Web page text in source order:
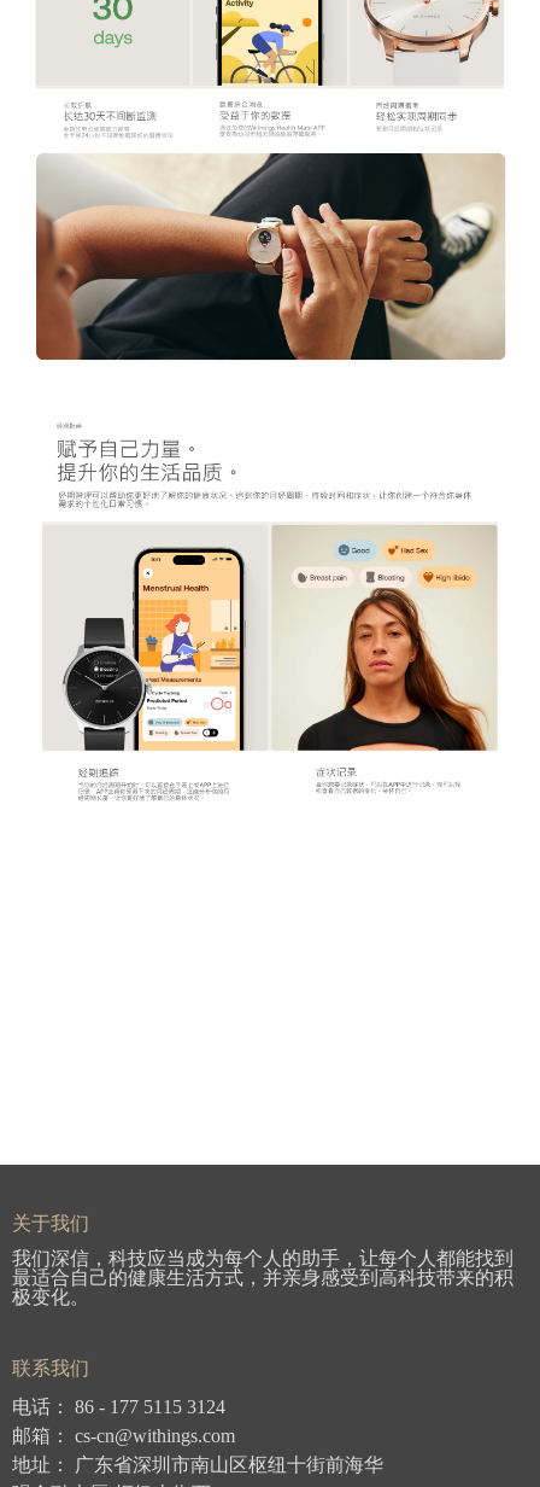
关于我们
我们深信，科技应当成为每个人的助手，让每个人都能找到
最适合自己的健康生活方式，并亲身感受到高科技带来的积
极变化。
联系我们
电话： 86 - 177 5115 3124
邮箱： cs-cn@withings.com
地址： 广东省深圳市南山区枢纽十街前海华